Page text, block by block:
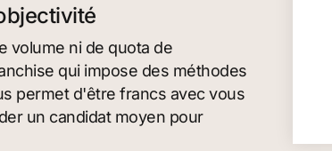
volume ni de quota de
qui impose des méthodes
permet d'être francs avec vous
un candidat moyen pour